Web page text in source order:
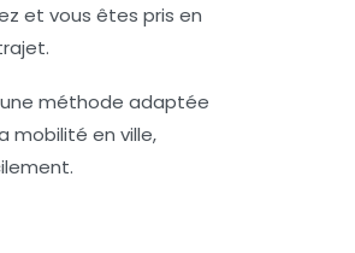
et vous êtes pris en
méthode adaptée
mobilité en ville,